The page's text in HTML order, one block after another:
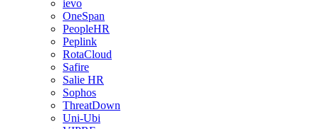
ievo
OneSpan
PeopleHR
Peplink
RotaCloud
Safire
Salie HR
Sophos
ThreatDown
Uni-Ubi